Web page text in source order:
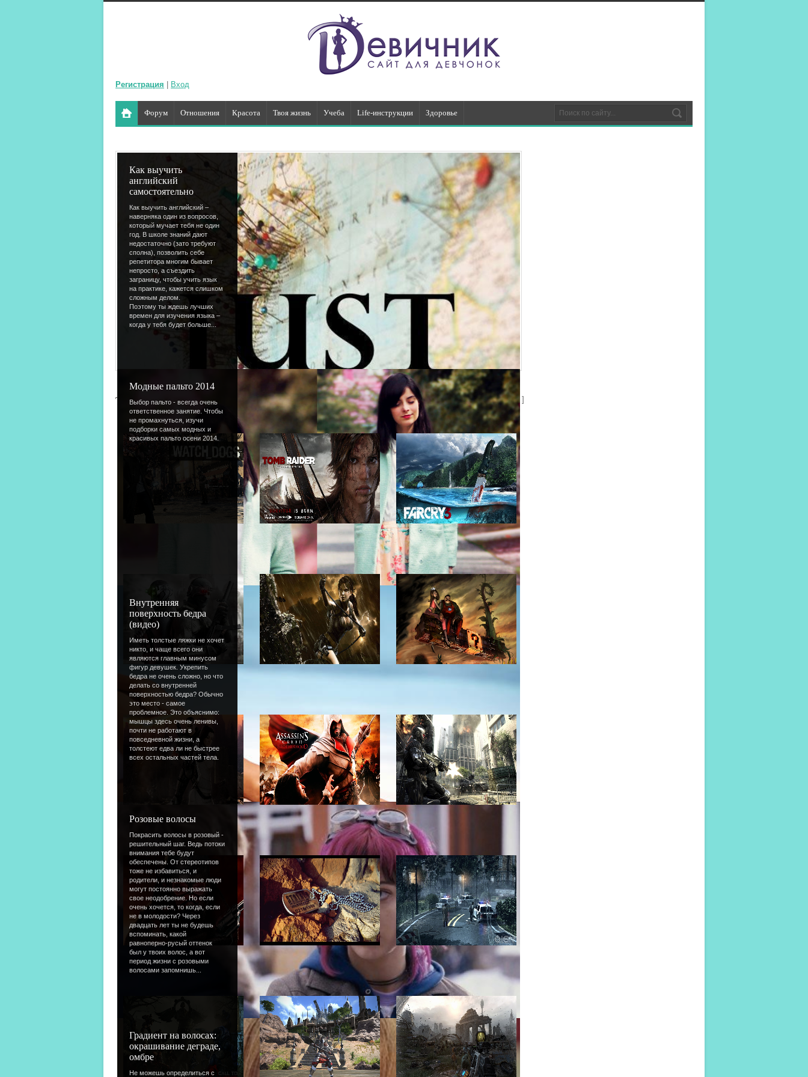
Регистрация Вход
Форум Отношения Красота Твоя жизнь Учеба Life-инструкции Здоровье
Как выучить
английский
самостоятельно
Как выучить английский –
наверняка один из вопросов,
который мучает тебя не один
год. В школе знаний дают
недостаточно (зато требуют
сполна), позволить себе
репетитора многим бывает
непросто, а съездить
заграницу, чтобы учить язык
на практике, кажется слишком
сложным делом.
Поэтому ты ждешь лучших
времен для изучения языка –
когда у тебя будет больше...
Модные пальто 2014
Выбор пальто - всегда очень
ответственное занятие. Чтобы
не промахнуться, изучи
подборки самых модных и
красивых пальто осени 2014.
Внутренняя
поверхность бедра
(видео)
Иметь толстые ляжки не хочет
никто, и чаще всего они
являются главным минусом
фигур девушек. Укрепить
бедра не очень сложно, но что
делать со внутренней
поверхностью бедра? Обычно
это место - самое
проблемное. Это объяснимо:
мышцы здесь очень ленивы,
почти не работают в
повседневной жизни, а
толстеют едва ли не быстрее
всех остальных частей тела.
Розовые волосы
Покрасить волосы в розовый -
решительный шаг. Ведь потоки
внимания тебе будут
обеспечены. От стереотипов
тоже не избавиться, и
родители, и незнакомые люди
могут постоянно выражать
свое неодобрение. Но если
очень хочется, то когда, если
не в молодости? Через
двадцать лет ты не будешь
вспоминать, какой
равноперно-русый оттенок
был у твоих волос, а вот
период жизни с розовыми
волосами запомнишь...
Градиент на волосах:
окрашивание деграде,
омбре
Не можешь определиться с
[Добавить фотографию ]
Тест
25.09.2013
p04
Тест/25.09.2013
N04
Тест 25.09.2013
18
14
Тест 25.09.2013
Тест/25.09.2013
11
/25.09.2013
10
Тест 25.09.2013
9